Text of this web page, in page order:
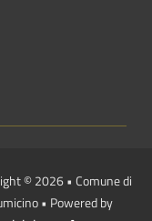
© 2026 • Comune di
• Powered by